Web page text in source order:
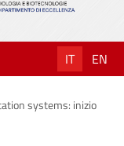
IT EN
systems: inizio